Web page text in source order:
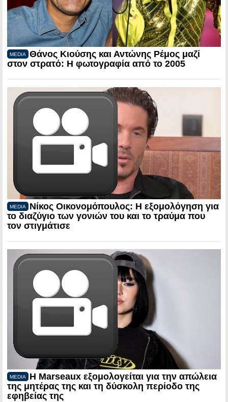
MEDIA
Θάνος Κιούσης και Αντώνης Ρέμος μαζί
στον στρατό: Η φωτογραφία από το 2005
MEDIA
Νίκος Οικονομόπουλος: Η εξομολόγηση για
το διαζύγιο των γονιών του και το τραύμα που
τον στιγμάτισε
MEDIA
Η Marseaux εξομολογείται για την απώλεια
της μητέρας της και τη δύσκολη περίοδο της
εφηβείας της